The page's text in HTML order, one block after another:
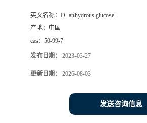
英文名称： D- anhydrous glucose
产地： 中国
cas： 50-99-7
发布日期： 2023-03-27
更新日期： 2026-08-03
发送咨询信息